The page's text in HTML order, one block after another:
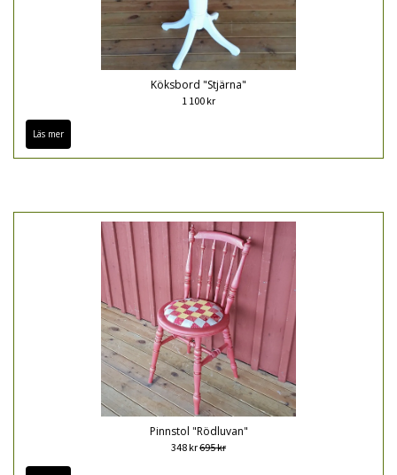
Köksbord "Stjärna"
1 100 kr
Läs mer
Pinnstol "Rödluvan"
348 kr695 kr